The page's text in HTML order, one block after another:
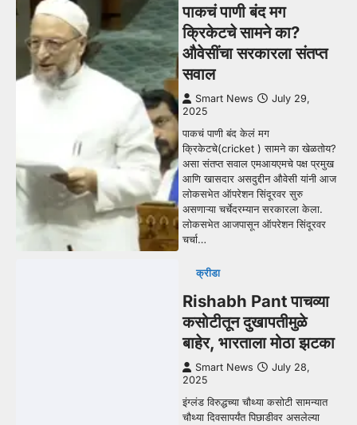
पाकचं पाणी बंद मग
क्रिकेटचे सामने का?
औवेसींचा सरकारला संतप्त
सवाल
Smart News
July 29,
2025
पाकचं पाणी बंद केलं मग
क्रिकेटचे(cricket ) सामने का खेळतोय?
असा संतप्त सवाल एमआयएमचे पक्ष प्रमुख
आणि खासदार असदुद्दीन औवेसी यांनी आज
लोकसभेत ऑपरेशन सिंदूरवर सुरु
असणाऱ्या चर्चेदरम्यान सरकारला केला.
लोकसभेत आजपासून ऑपरेशन सिंदूरवर
चर्चा…
क्रीडा
Rishabh Pant पाचव्या
कसोटीतून दुखापतीमुळे
बाहेर, भारताला मोठा झटका
Smart News
July 28,
2025
इंग्लंड विरुद्धच्या चौथ्या कसोटी सामन्यात
चौथ्या दिवसापर्यंत पिछाडीवर असलेल्या